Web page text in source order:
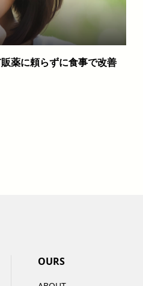
薬に頼らずに食事で改善
OURS